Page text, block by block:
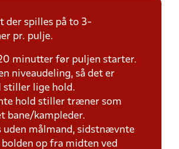
der spilles på to 3-
pr. pulje.
minutter før puljen starter.
niveaudeling, så det er
stiller lige hold.
hold stiller træner som
bane/kampleder.
uden målmand, sidstnævnte
bolden op fra midten ved